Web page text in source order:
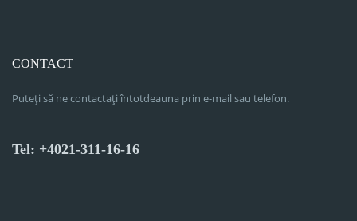
CONTACT
Puteți să ne contactați întotdeauna prin e-mail sau telefon.
Tel: +4021-311-16-16